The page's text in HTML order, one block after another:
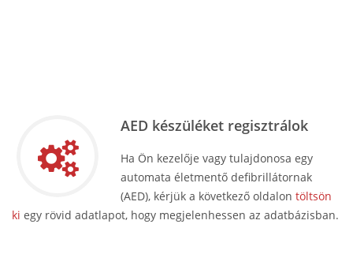
AED készüléket regisztrálok
Ha Ön kezelője vagy tulajdonosa egy
automata életmentő defibrillátornak
(AED), kérjük a következő oldalon töltsön
ki egy rövid adatlapot, hogy megjelenhessen az adatbázisban.